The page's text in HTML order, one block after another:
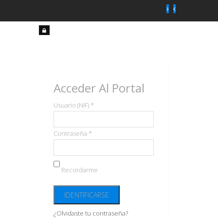
Acceder Al Portal
Usuario (NIF) *
Contraseña *
Recordarme
¿Olvidaste tu contraseña?